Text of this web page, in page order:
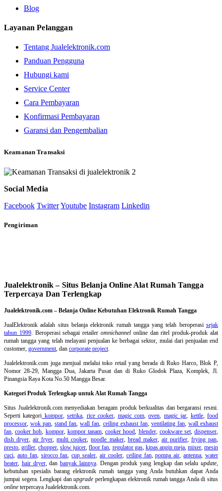
Blog
Layanan Pelanggan
Tentang Jualelektronik.com
Panduan Pengguna
Hubungi kami
Service Center
Cara Pembayaran
Konfirmasi Pembayaran
Garansi dan Pengembalian
Keamanan Transaksi
Social Media
Facebook TwitterYoutube Instagram Linkedin
Pengiriman
Jualelektronik – Situs Belanja Online Alat Rumah Tangga
Terpercaya Dan Terlengkap
Jualelektronik.com – Belanja Online Kebutuhan Elektronik Rumah Tangga
JualElektronik adalah situs belanja elektronik rumah tanggayang telah beroperasisejak
tahun 1999. Beroperasi sebagai retaileromnichannel online dan ritel produk-produk alat
rumah tangga yang telah melayani penjualan ke berbagai sektor, mulai dari penjualan end
customer, government, dan corporate project.
Jualelektronik.com juga menjual melalui toko retail yang berada di Ruko Harco, Blok P,
Nomor 28-29, Mangga Dua, Jakarta Pusat dan di Ruko Glodok Plaza, Komplek, Jl.
Pinangsia Raya Kota No.50 Mangga Besar.
Kategori Produk Terlengkap untuk Alat Rumah Tangga
Situs Jualelektronik.com menyediakan beragam produk berkualitas dan bergaransi resmi.
Seperti kategori kompor,setrika, rice cooker, magic com,oven, magic jar, kettle,food
processor,wok pan,stand fan,wall fan, ceiling exhaust fan, ventilating fan, wall exhaust
fan,cooker hob, kompor, kompor tanam,cooker hood, blender, cookware set,dispenser,
dish dryer,air fryer,multi cooker,noodle maker, bread maker, air purifier, frying pan,
presto,griller,chopper,slow juicer,floor fan, regulator gas, kipas angin meja, mixer,mesin
cuci, auto fan, sirocco fan,cup sealer,air cooler, ceiling fan,pompa air,antenna,water
heater, hair dryer, dan banyak lainnya. Dengan produk yang lengkap dan selalu update,
kebutuhan spesialis barang elektronik rumah tangga yang Anda butuhkan dapat Anda
jumpai segera. Lengkapi danupgrade perlengkapan elektronik rumah tangga Anda di situs
online terpercaya Jualelektronik.com.